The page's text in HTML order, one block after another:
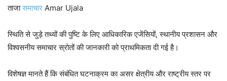
ताजासमाचार Amar Ujala
स्थिति से जुड़े तथ्यों की पुष्टि के लिए आधिकारिक एजेंसियों, स्थानीय प्रशासन और
विश्वसनीय समाचार स्रोतों की जानकारी को प्राथमिकता दी गई है।
विशेषज्ञ मानते हैं कि संबंधित घटनाक्रम का असर क्षेत्रीय और राष्ट्रीय स्तर पर